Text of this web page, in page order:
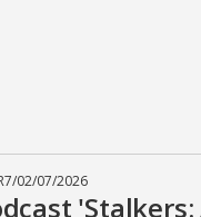
/02/07/2026